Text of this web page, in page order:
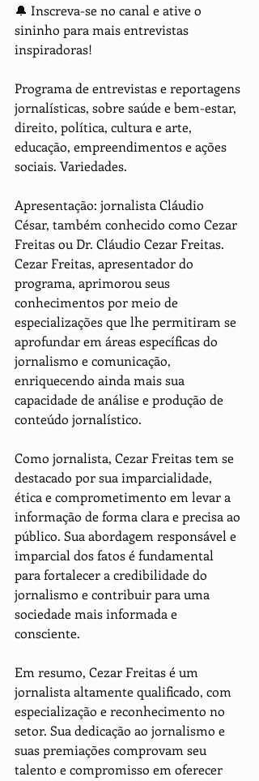
🔔 Inscreva-se no canal e ative o
sininho para mais entrevistas
inspiradoras!
Programa de entrevistas e reportagens
jornalísticas, sobre saúde e bem-estar,
direito, política, cultura e arte,
educação, empreendimentos e ações
sociais. Variedades.
Apresentação: jornalista Cláudio
César, também conhecido como Cezar
Freitas ou Dr. Cláudio Cezar Freitas.
Cezar Freitas, apresentador do
programa, aprimorou seus
conhecimentos por meio de
especializações que lhe permitiram se
aprofundar em áreas específicas do
jornalismo e comunicação,
enriquecendo ainda mais sua
capacidade de análise e produção de
conteúdo jornalístico.
Como jornalista, Cezar Freitas tem se
destacado por sua imparcialidade,
ética e comprometimento em levar a
informação de forma clara e precisa ao
público. Sua abordagem responsável e
imparcial dos fatos é fundamental
para fortalecer a credibilidade do
jornalismo e contribuir para uma
sociedade mais informada e
consciente.
Em resumo, Cezar Freitas é um
jornalista altamente qualificado, com
especialização e reconhecimento no
setor. Sua dedicação ao jornalismo e
suas premiações comprovam seu
talento e compromisso em oferecer